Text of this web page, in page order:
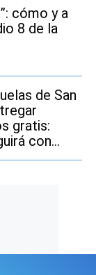
cómo y a
8 de la
de San
gratis:
con
el ciclo